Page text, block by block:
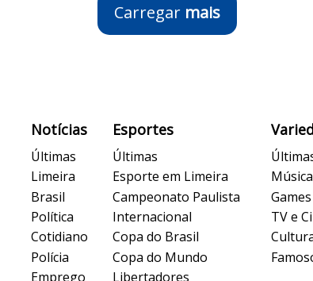
Carregar mais
Notícias
Últimas
Limeira
Brasil
Política
Cotidiano
Polícia
Emprego
Esportes
Últimas
Esporte em Limeira
Campeonato Paulista
Internacional
Copa do Brasil
Copa do Mundo
Libertadores
Música
Games
TV e